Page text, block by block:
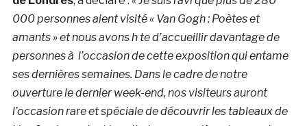
000 personnes aient visité « Van Gogh : Poètes et
amants » et nous avons h te d’accueillir davantage de
personnes à l’occasion de cette exposition qui entame
ses dernières semaines. Dans le cadre de notre
ouverture le dernier week-end, nos visiteurs auront
l’occasion rare et spéciale de découvrir les tableaux de